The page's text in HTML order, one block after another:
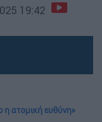
19:42
η ατομική ευθύνη»